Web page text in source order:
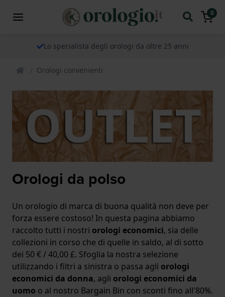
0
Lo specialista degli orologi da oltre 25 anni
Orologi convenienti
Orologi da polso
Un orologio di marca di buona qualità non deve per
forza essere costoso! In questa pagina abbiamo
raccolto tutti i nostri orologi economici, sia delle
collezioni in corso che di quelle in saldo, al di sotto
dei 50 € / 40,00 £. Sfoglia la nostra selezione
utilizzando i filtri a sinistra o passa agli orologi
economici da donna, agli orologi economici da
uomo o al nostro Bargain Bin con sconti fino all'80%.